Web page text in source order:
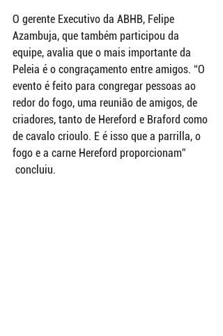
O gerente Executivo da ABHB, Felipe
Azambuja, que também participou da
equipe, avalia que o mais importante da
Peleia é o congraçamento entre amigos. “O
evento é feito para congregar pessoas ao
redor do fogo, uma reunião de amigos, de
criadores, tanto de Hereford e Braford como
de cavalo crioulo. E é isso que a parrilla, o
fogo e a carne Hereford proporcionam”
concluiu.